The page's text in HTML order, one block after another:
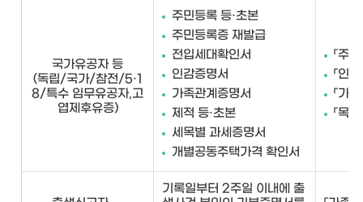
국가유공자 등
(독립/국가/참전/5·1
8/특수 임무유공자,고
엽제후유증)
주민등록 등·초본
주민등록증 재발급
전입세대확인서
인감증명서
가족관계증명서
제적 등·초본
세목별 과세증명서
개별공동주택가격 확인서
「주
「인
「가
「목
기록일부터 2주일 이내에 출